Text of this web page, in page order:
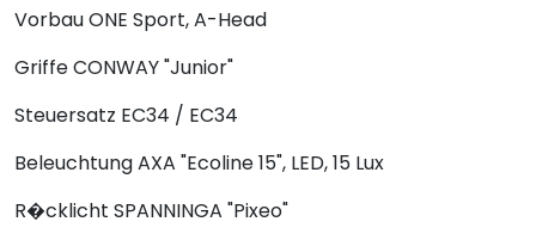
VorbauONE Sport, A-Head
GriffeCONWAY "Junior"
Steuersatz EC34 / EC34
BeleuchtungAXA "Ecoline 15", LED, 15 Lux
R�cklicht SPANNINGA "Pixeo"